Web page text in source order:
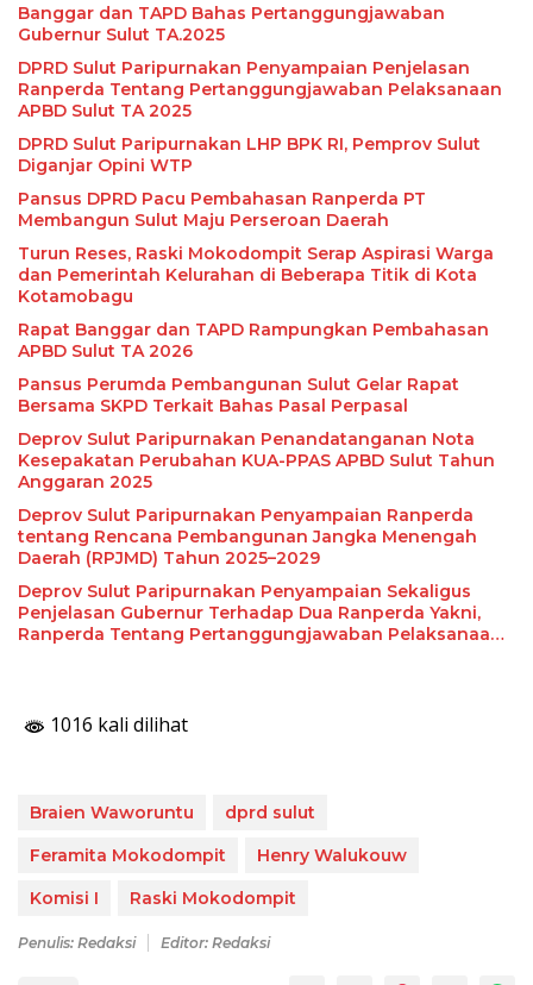
Banggar dan TAPD Bahas Pertanggungjawaban
Gubernur Sulut TA.2025
DPRD Sulut Paripurnakan Penyampaian Penjelasan
Ranperda Tentang Pertanggungjawaban Pelaksanaan
APBD Sulut TA 2025
DPRD Sulut Paripurnakan LHP BPK RI, Pemprov Sulut
Diganjar Opini WTP
Pansus DPRD Pacu Pembahasan Ranperda PT
Membangun Sulut Maju Perseroan Daerah
Turun Reses, Raski Mokodompit Serap Aspirasi Warga
dan Pemerintah Kelurahan di Beberapa Titik di Kota
Kotamobagu
Rapat Banggar dan TAPD Rampungkan Pembahasan
APBD Sulut TA 2026
Pansus Perumda Pembangunan Sulut Gelar Rapat
Bersama SKPD Terkait Bahas Pasal Perpasal
Deprov Sulut Paripurnakan Penandatanganan Nota
Kesepakatan Perubahan KUA-PPAS APBD Sulut Tahun
Anggaran 2025
Deprov Sulut Paripurnakan Penyampaian Ranperda
tentang Rencana Pembangunan Jangka Menengah
Daerah (RPJMD) Tahun 2025–2029
Deprov Sulut Paripurnakan Penyampaian Sekaligus
Penjelasan Gubernur Terhadap Dua Ranperda Yakni,
Ranperda Tentang Pertanggungjawaban Pelaksanaan
1016 kali dilihat
Braien Waworuntu
dprd sulut
Feramita Mokodompit
Henry Walukouw
Komisi I
Raski Mokodompit
Penulis: Redaksi Editor: Redaksi